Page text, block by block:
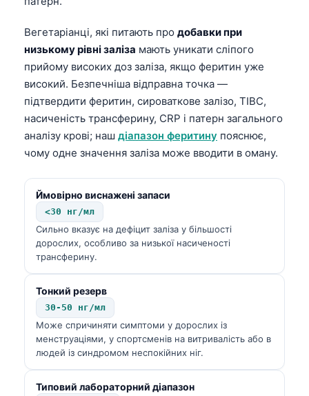
Вегетаріанці, які питають про добавки при
низькому рівні заліза мають уникати сліпого
прийому високих доз заліза, якщо феритин уже
високий. Безпечніша відправна точка —
підтвердити феритин, сироваткове залізо, TIBC,
насиченість трансферину, CRP і патерн загального
аналізу крові; наш діапазон феритину пояснює,
чому одне значення заліза може вводити в оману.
Ймовірно виснажені запаси
<30 нг/мл
Сильно вказує на дефіцит заліза у більшості
дорослих, особливо за низької насиченості
трансферину.
Тонкий резерв
30-50 нг/мл
Може спричиняти симптоми у дорослих із
менструаціями, у спортсменів на витривалість або в
людей із синдромом неспокійних ніг.
Типовий лабораторний діапазон